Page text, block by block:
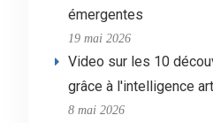
émergentes
19 mai 2026
Video sur les 10
grâce à l'intelligence
8 mai 2026